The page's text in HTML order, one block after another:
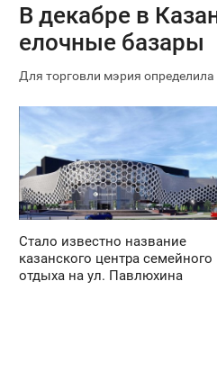
В декабре в
елочные базары
Для торговли мэрия
Стало известно название
казанского центра семейного
отдыха на ул. Павлюхина